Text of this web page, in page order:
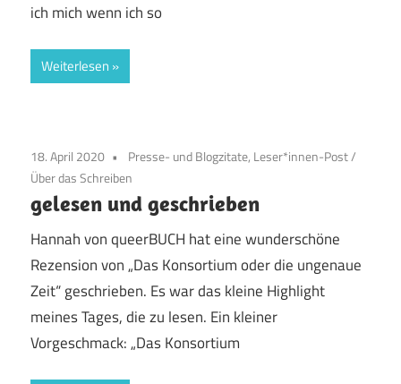
ich mich wenn ich so
Weiterlesen
18. April 2020 Presse- und Blogzitate, Leser*innen-Post/
Über das Schreiben
gelesen und geschrieben
Hannah von queerBUCH hat eine wunderschöne
Rezension von „Das Konsortium oder die ungenaue
Zeit“ geschrieben. Es war das kleine Highlight
meines Tages, die zu lesen. Ein kleiner
Vorgeschmack: „Das Konsortium